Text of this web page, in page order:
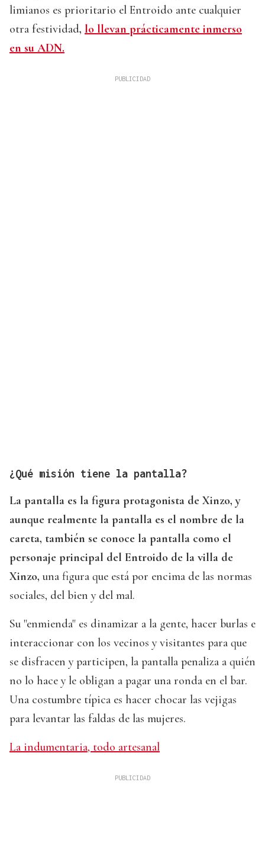
limianos es prioritario el Entroido ante cualquier
otra festividad, lo llevan prácticamente inmerso
en su ADN.
¿Qué misión tiene la pantalla?
La pantalla es la figura protagonista de Xinzo, y
aunque realmente la pantalla es el nombre de la
careta, también se conoce la pantalla como el
personaje principal del Entroido de la villa de
Xinzo, una figura que está por encima de las normas
sociales, del bien y del mal.
Su "enmienda" es dinamizar a la gente, hacer burlas e
interaccionar con los vecinos y visitantes para que
se disfracen y participen, la pantalla penaliza a quién
no lo hace y le obligan a pagar una ronda en el bar.
Una costumbre típica es hacer chocar las vejigas
para levantar las faldas de las mujeres.
La indumentaria, todo artesanal